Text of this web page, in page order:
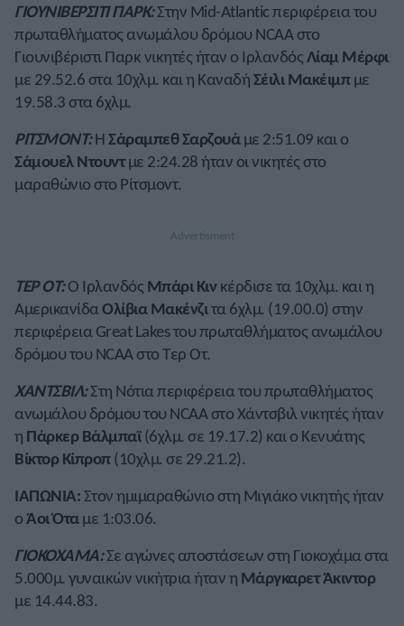
ΓΙΟΥΝΙΒΕΡΣΙΤΙ ΠΑΡΚ:Στην Mid-Atlantic περιφέρεια του
πρωταθλήματος ανωμάλου δρόμου NCAA στο
Γιουνιβέριστι Παρκ νικητές ήταν ο ΙρλανδόςΛίαμ Μέρφι
με 29.52.6 στα 10χλμ. και η ΚαναδήΣέιλι Μακέιμπμε
19.58.3 στα 6χλμ.
ΡΙΤΣΜΟΝΤ:ΗΣάραμπεθ Σαρζουάμε 2:51.09 και ο
Σάμουελ Ντουντμε 2:24.28 ήταν οι νικητές στο
μαραθώνιο στο Ρίτσμοντ.
ΤΕΡ ΟΤ:Ο Ιρλανδός Μπάρι Κινκέρδισε τα 10χλμ. και η
ΑμερικανίδαΟλίβια Μακένζιτα 6χλμ. (19.00.0) στην
περιφέρεια Great Lakes του πρωταθλήματος ανωμάλου
δρόμου του NCAA στο Τερ Οτ.
ΧΑΝΤΣΒΙΛ:Στη Νότια περιφέρεια του πρωταθλήματος
ανωμάλου δρόμου του NCAA στο Χάντσβιλ νικητές ήταν
η Πάρκερ Βάλμπαϊ(6χλμ. σε 19.17.2) και ο Κενυάτης
Βίκτορ Κίπροπ(10χλμ. σε 29.21.2).
ΙΑΠΩΝΙΑ:Στον ημιμαραθώνιο στη Μιγιάκο νικητής ήταν
οΆοι Όταμε 1:03.06.
ΓΙΟΚΟΧΑΜΑ:Σε αγώνες αποστάσεων στη Γιοκοχάμα στα
5.000μ. γυναικών νικήτρια ήταν η Μάργκαρετ Άκιντορ
με 14.44.83.